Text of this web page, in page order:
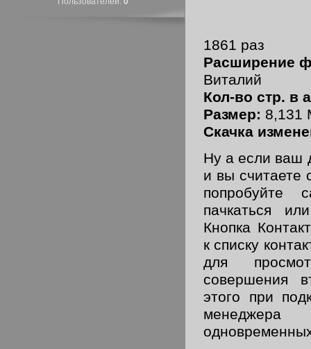
1861 раз
Расширение
Виталий
Кол-во стр. в
Размер: 8,131
Скачка
Ну а если ваш
и вы считаете
пачкаться
Кнопка
к списку
для
совершения
этого при
менеджера